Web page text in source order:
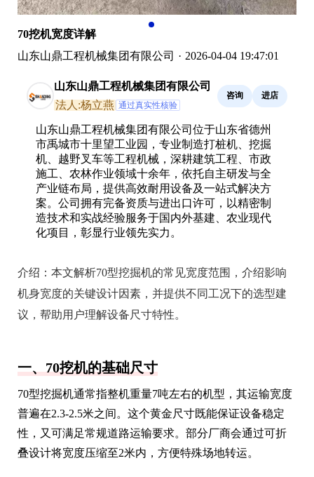
70挖机宽度详解
山东山鼎工程机械集团有限公司 · 2026-04-04 19:47:01
山东山鼎工程机械集团有限公司
法人:杨立燕 通过真实性核验
咨询 进店
山东山鼎工程机械集团有限公司位于山东省德州
市禹城市十里望工业园，专业制造打桩机、挖掘
机、越野叉车等工程机械，深耕建筑工程、市政
施工、农林作业领域十余年，依托自主研发与全
产业链布局，提供高效耐用设备及一站式解决方
案。公司拥有完备资质与进出口许可，以精密制
造技术和实战经验服务于国内外基建、农业现代
化项目，彰显行业领先实力。
介绍： 本文解析70型挖掘机的常见宽度范围，介绍影响
机身宽度的关键设计因素，并提供不同工况下的选型建
议，帮助用户理解设备尺寸特性。
一、70挖机的基础尺寸
70型挖掘机通常指整机重量7吨左右的机型，其运输宽度
普遍在2.3-2.5米之间。这个黄金尺寸既能保证设备稳定
性，又可满足常规道路运输要求。部分厂商会通过可折
叠设计将宽度压缩至2米内，方便特殊场地转运。